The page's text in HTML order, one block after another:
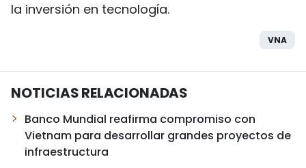
la inversión en tecnología.
VNA
NOTICIAS RELACIONADAS
Banco Mundial reafirma compromiso con
Vietnam para desarrollar grandes proyectos de
infraestructura